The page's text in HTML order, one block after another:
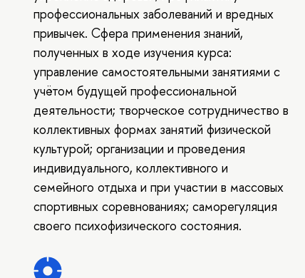
профессиональных заболеваний и вредных
привычек. Сфера применения знаний,
полученных в ходе изучения курса:
управление самостоятельными занятиями с
учётом будущей профессиональной
деятельности; творческое сотрудничество в
коллективных формах занятий физической
культурой; организации и проведения
индивидуального, коллективного и
семейного отдыха и при участии в массовых
спортивных соревнованиях; саморегуляция
своего психофизического состояния.